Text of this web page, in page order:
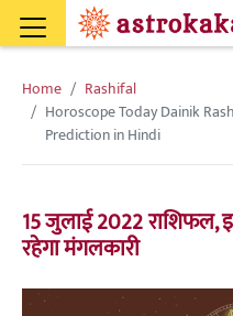
Home
Rashifal
Horoscope Today Dainik
Prediction in Hindi
15 जुलाई 2022 राशिफल,
रहेगा मंगलकारी